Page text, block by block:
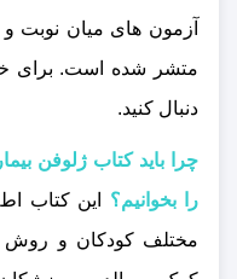
متشر شده است. برای
دنبال کنید.
را بخوانیم؟
این کتاب
مختلف کودکان و روش‌